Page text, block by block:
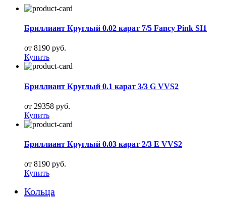
Бриллиант Круглый 0.02 карат 7/5 Fancy Pink SI1
от 8190 руб.
Купить
Бриллиант Круглый 0.1 карат 3/3 G VVS2
от 29358 руб.
Купить
Бриллиант Круглый 0.03 карат 2/3 E VVS2
от 8190 руб.
Купить
Кольца